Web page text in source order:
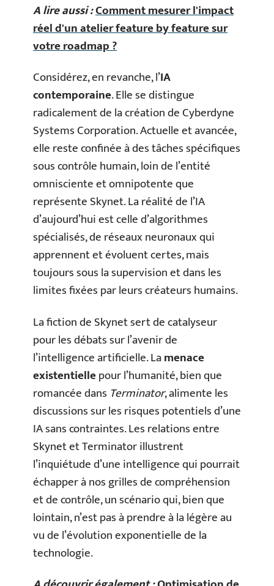
A lire aussi :Comment mesurer l'impact
réel d'un atelier feature by feature sur
votre roadmap ?
Considérez, en revanche, l’IA
contemporaine. Elle se distingue
radicalement de la création de Cyberdyne
Systems Corporation. Actuelle et avancée,
elle reste confinée à des tâches spécifiques
sous contrôle humain, loin de l’entité
omnisciente et omnipotente que
représente Skynet. La réalité de l’IA
d’aujourd’hui est celle d’algorithmes
spécialisés, de réseaux neuronaux qui
apprennent et évoluent certes, mais
toujours sous la supervision et dans les
limites fixées par leurs créateurs humains.
La fiction de Skynet sert de catalyseur
pour les débats sur l’avenir de
l’intelligence artificielle. Lamenace
existentiellepour l’humanité, bien que
romancée dans Terminator, alimente les
discussions sur les risques potentiels d’une
IA sans contraintes. Les relations entre
Skynet et Terminator illustrent
l’inquiétude d’une intelligence qui pourrait
échapper à nos grilles de compréhension
et de contrôle, un scénario qui, bien que
lointain, n’est pas à prendre à la légère au
vu de l’évolution exponentielle de la
technologie.